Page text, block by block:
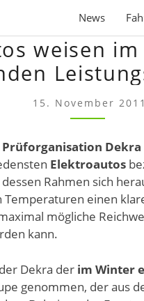
News
WEISEN
IM
WINTER
EINEN
AUF
weisen
15. November 2011
Prüforganisation Dekra
Elektroautos
Rahmen sich
einen
mögliche
kann.
Dekra der im Winter
genommen, der aus